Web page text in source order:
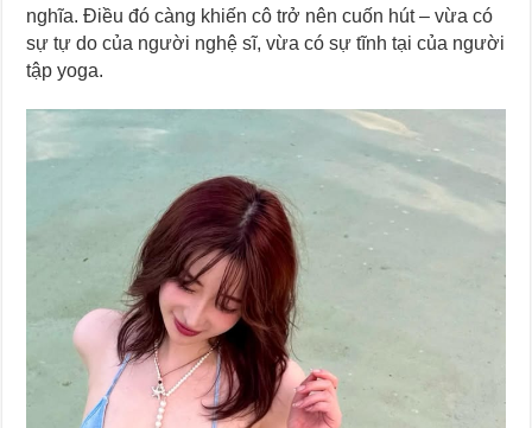
nghĩa. Điều đó càng khiến cô trở nên cuốn hút – vừa có
sự tự do của người nghệ sĩ, vừa có sự tĩnh tại của người
tập yoga.